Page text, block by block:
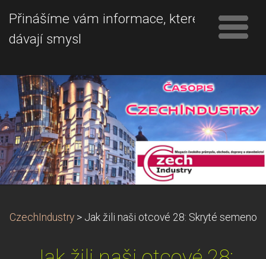
Přinášíme vám informace, které
dávají smysl
CzechIndustry > Jak žili naši otcové 28: Skryté semeno